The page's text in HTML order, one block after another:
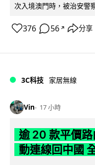
次入境澳門時，被治安警
376 56 ↗ 分享
3C科技 家居無線
Vin 17 小時
逾 20 款平價
動連線回中國